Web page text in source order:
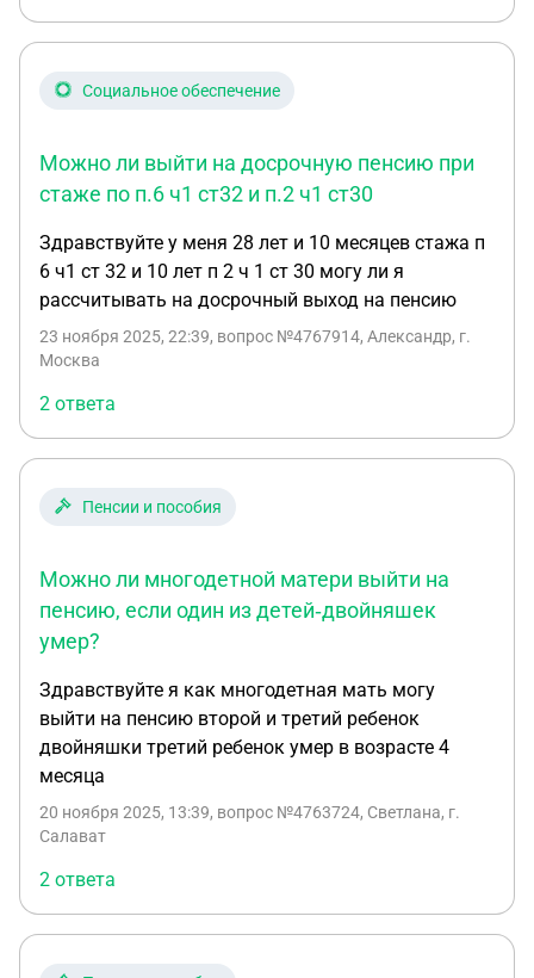
Социальное обеспечение
Можно ли выйти на досрочную пенсию при
стаже по п.6 ч1 ст32 и п.2 ч1 ст30
Здравствуйте у меня 28 лет и 10 месяцев стажа п
6 ч1 ст 32 и 10 лет п 2 ч 1 ст 30 могу ли я
рассчитывать на досрочный выход на пенсию
23 ноября 2025, 22:39, вопрос №4767914, Александр, г.
Москва
2 ответа
Пенсии и пособия
Можно ли многодетной матери выйти на
пенсию, если один из детей‑двойняшек
умер?
Здравствуйте я как многодетная мать могу
выйти на пенсию второй и третий ребенок
двойняшки третий ребенок умер в возрасте 4
месяца
20 ноября 2025, 13:39, вопрос №4763724, Светлана, г.
Салават
2 ответа